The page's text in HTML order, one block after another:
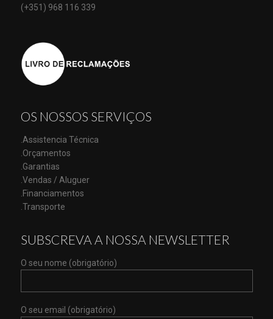
(+351) 968 116 339
OS NOSSOS SERVIÇOS
.Assistencia Técnica
.Orçamentos
.Garantias
.Vendas / Aluguer
.Financiamentos
.Transporte
SUBSCREVA A NOSSA NEWSLETTER
O seu nome (obrigatório)
O seu email (obrigatório)